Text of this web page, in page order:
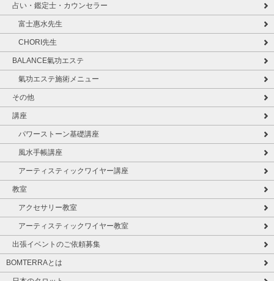
占い・鑑定士・カウンセラー
富士惠水先生
CHORI先生
BALANCE氣功エステ
氣功エステ施術メニュー
その他
講座
パワーストーン基礎講座
風水手帳講座
アーティスティックワイヤー講座
教室
アクセサリー教室
アーティスティックワイヤー教室
出張イベントのご依頼募集
BOMTERRAとは